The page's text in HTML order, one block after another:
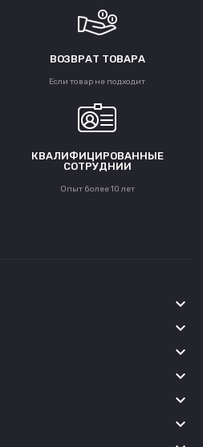
ВОЗВРАТ ТОВАРА
Если товар не подходит
КВАЛИФИЦИРОВАННЫЕ
СОТРУДНИИ
Опыт более 10 лет
keyboard_arrow_down
keyboard_arrow_down
keyboard_arrow_down
keyboard_arrow_down
keyboard_arrow_down
keyboard_arrow_down